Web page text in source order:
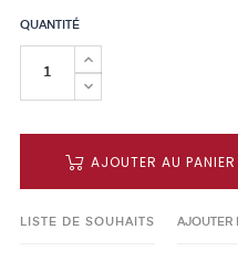
QUANTITÉ
AJOUTER AU PANIER
LISTE DE SOUHAITS AJOUTER